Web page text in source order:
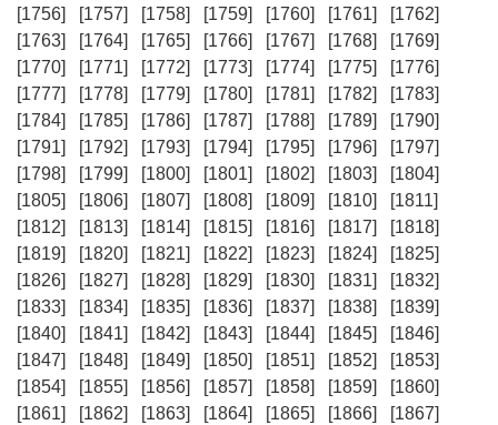
[1756]
[1757] [1758] [1759] [1760] [1761]
[1762]
[1763]
[1764] [1765] [1766] [1767] [1768]
[1769]
[1770]
[1771] [1772] [1773] [1774] [1775]
[1776]
[1777]
[1778] [1779] [1780] [1781] [1782]
[1783]
[1784]
[1785] [1786] [1787] [1788] [1789]
[1790]
[1791]
[1792] [1793] [1794] [1795] [1796]
[1797]
[1798]
[1799] [1800] [1801] [1802] [1803]
[1804]
[1805]
[1806] [1807] [1808] [1809] [1810]
[1811]
[1812]
[1813] [1814] [1815] [1816] [1817]
[1818]
[1819]
[1820] [1821] [1822] [1823] [1824]
[1825]
[1826]
[1827] [1828] [1829] [1830] [1831]
[1832]
[1833]
[1834] [1835] [1836] [1837] [1838]
[1839]
[1840]
[1841] [1842] [1843] [1844] [1845]
[1846]
[1847]
[1848] [1849] [1850] [1851] [1852]
[1853]
[1854]
[1855] [1856] [1857] [1858] [1859]
[1860]
[1861]
[1862] [1863] [1864] [1865] [1866]
[1867]